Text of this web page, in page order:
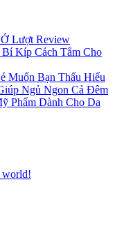
Nan
Nga
Khẩu
(Phần
2)
Lượt Review
Kíp Cách Tắm Cho
Muốn Bạn Thấu Hiểu
Ngủ Ngon Cả Đêm
Phẩm Dành Cho Da